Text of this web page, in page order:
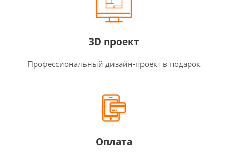
3D проект
Профессиональный дизайн-проект в подарок
Оплата